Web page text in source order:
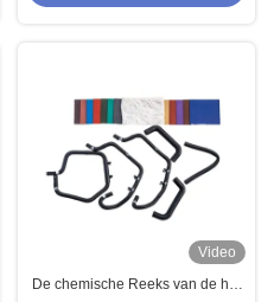
Video
De chemische Reeks van de het